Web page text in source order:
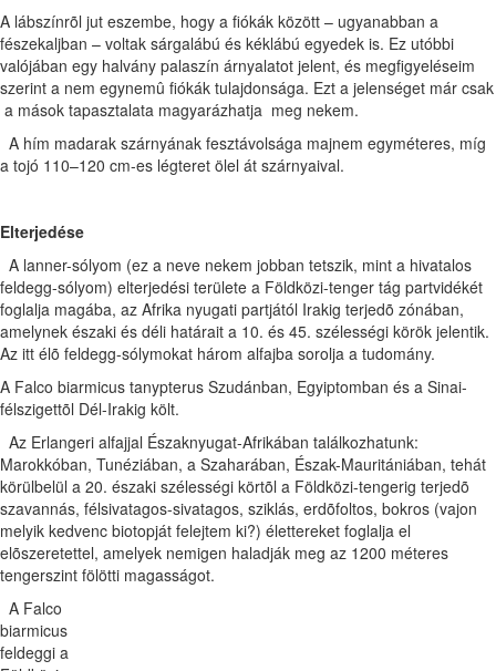
A lábszínrõl jut eszembe, hogy a fiókák között – ugyanabban a
fészekaljban – voltak sárgalábú és kéklábú egyedek is. Ez utóbbi
valójában egy halvány palaszín árnyalatot jelent, és megfigyeléseim
szerint a nem egynemû fiókák tulajdonsága. Ezt a jelenséget már csak
a mások tapasztalata magyarázhatja meg nekem.
A hím madarak szárnyának fesztávolsága majnem egyméteres, míg
a tojó 110–120 cm-es légteret ölel át szárnyaival.
Elterjedése
A lanner-sólyom (ez a neve nekem jobban tetszik, mint a hivatalos
feldegg-sólyom) elterjedési területe a Földközi-tenger tág partvidékét
foglalja magába, az Afrika nyugati partjától Irakig terjedõ zónában,
amelynek északi és déli határait a 10. és 45. szélességi körök jelentik.
Az itt élõ feldegg-sólymokat három alfajba sorolja a tudomány.
A Falco biarmicus tanypterus Szudánban, Egyiptomban és a Sinai-
félszigettõl Dél-Irakig költ.
Az Erlangeri alfajjal Északnyugat-Afrikában találkozhatunk:
Marokkóban, Tunéziában, a Szaharában, Észak-Mauritániában, tehát
körülbelül a 20. északi szélességi körtõl a Földközi-tengerig terjedõ
szavannás, félsivatagos-sivatagos, sziklás, erdõfoltos, bokros (vajon
melyik kedvenc biotopját felejtem ki?) élettereket foglalja el
elõszeretettel, amelyek nemigen haladják meg az 1200 méteres
tengerszint fölötti magasságot.
A Falco
biarmicus
feldeggi a